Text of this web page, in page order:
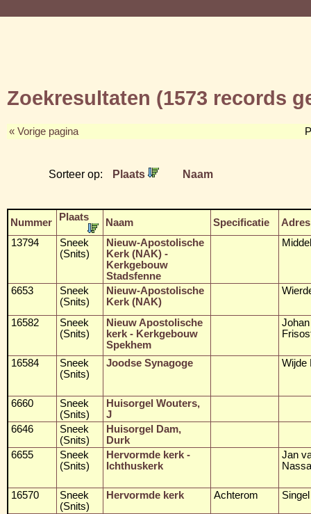
Zoekresultaten (1573 records
« Vorige pagina
Sorteer op: Plaats Naam
Nummer Plaats Naam Specificatie
Adres
13794
Sneek
(Snits)
Nieuw-Apostolische
Kerk (NAK) -
Kerkgebouw
Stadsfenne
6653
Sneek
(Snits)
Nieuw-Apostolische
Kerk (NAK)
16582
Sneek
(Snits)
Nieuw Apostolische
kerk - Kerkgebouw
Spekhem
16584
Sneek
(Snits)
Joodse Synagoge Wijde
6660
Sneek
(Snits)
Huisorgel Wouters,
J
6646
Sneek
(Snits)
Huisorgel Dam,
Durk
6655
Sneek
(Snits)
Hervormde kerk -
Ichthuskerk
Jan
16570
Sneek
(Snits)
Hervormde kerk Achterom Singel